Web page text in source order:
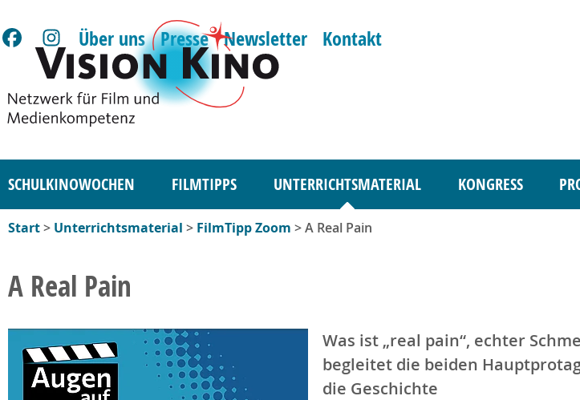
Über uns Presse Newsletter Kontakt
SCHULKINOWOCHEN FILMTIPPS UNTERRICHTSMATERIAL KONGRESS
Start> Unterrichtsmaterial > FilmTipp Zoom > A Real Pain
A Real Pain
Was ist „real pain“, echter
begleitet die beiden
die Geschichte